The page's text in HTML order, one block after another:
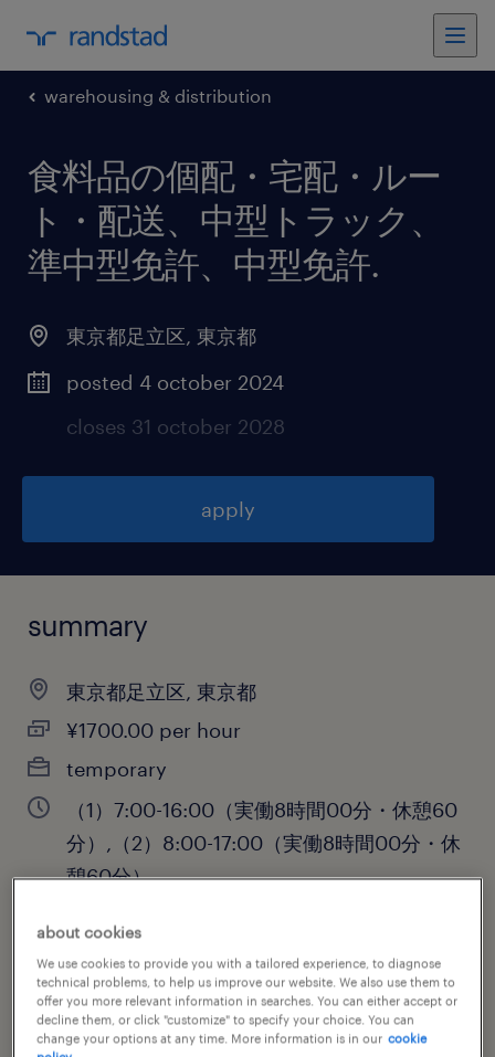
warehousing & distribution
食料品の個配・宅配・ルー
ト・配送、中型トラック、
準中型免許、中型免許.
東京都足立区, 東京都
posted 4 october 2024
closes 31 october 2028
apply
summary
東京都足立区, 東京都
¥1700.00 per hour
temporary
（1）7:00-16:00（実働8時間00分・休憩60
分）,（2）8:00-17:00（実働8時間00分・休
憩60分）
job category
warehousing & distribution
about cookies
We use cookies to provide you with a tailored experience, to diagnose
technical problems, to help us improve our website. We also use them to
offer you more relevant information in searches. You can either accept or
decline them, or click "customize" to specify your choice. You can
change your options at any time. More information is in our cookie